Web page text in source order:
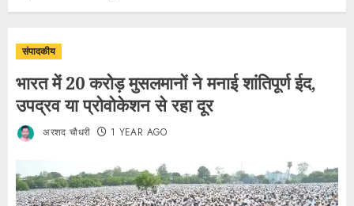
संपादकीय
भारत में 20 करोड़ मुसलमानों ने मनाई शांतिपूर्ण ईद,
उपद्रव या प्रोवोकेशन से रहा दूर
अरशद चौधरी 1 YEAR AGO